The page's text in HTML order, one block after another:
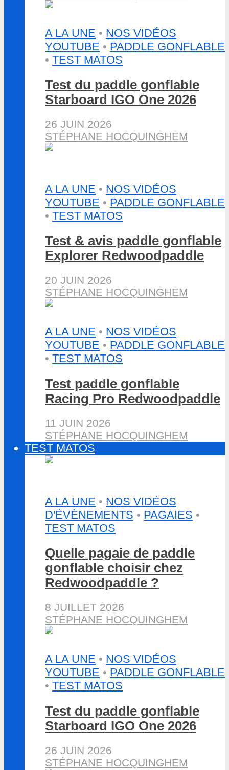
A LA UNE • NOS VIDÉOS
YOUTUBE • PADDLE GONFLABLE
• TEST MATOS
Test du paddle gonflable
Starboard IGO One 2026
26 JUIN 2026
STÉPHANE HOCQUINGHEM
A LA UNE • NOS VIDÉOS
YOUTUBE • PADDLE GONFLABLE
• TEST MATOS
Test & avis paddle gonflable
Explorer Redwoodpaddle
20 JUIN 2026
STÉPHANE HOCQUINGHEM
A LA UNE • NOS VIDÉOS
YOUTUBE • PADDLE GONFLABLE
• TEST MATOS
Test paddle gonflable
Racing Pro Redwoodpaddle
11 JUIN 2026
STÉPHANE HOCQUINGHEM
TEST MATOS
A LA UNE • NOS VIDÉOS
D'ÉVÈNEMENTS • PAGAIES •
TEST MATOS
Quelle pagaie de paddle
gonflable choisir chez
Redwoodpaddle ?
8 JUILLET 2026
STÉPHANE HOCQUINGHEM
A LA UNE • NOS VIDÉOS
YOUTUBE • PADDLE GONFLABLE
• TEST MATOS
Test du paddle gonflable
Starboard IGO One 2026
26 JUIN 2026
STÉPHANE HOCQUINGHEM